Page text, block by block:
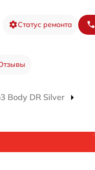
Статус ремонта
Body DR Silver